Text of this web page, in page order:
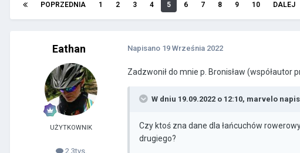
POPRZEDNIA 1 2 3 4 5 6 7 8 9 10 DALEJ
Eathan
UŻYTKOWNIK
2,3tys.
Napisano 19 Września 2022
Zadzwonił do mnie p. Bronisław
W dniu 19.09.2022 o 12:10, marvelo
Czy ktoś zna dane dla łańcuchów
drugiego?